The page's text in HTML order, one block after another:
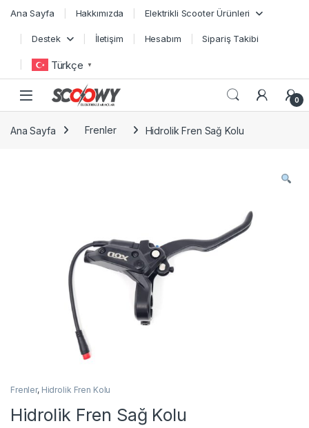
Skip to navigation
Skip to content
Ana Sayfa Hakkımızda Elektrikli Scooter Ürünleri
Destek İletişim Hesabım Sipariş Takibi
Türkçe ▼
0
Ana Sayfa Frenler Hidrolik Fren Sağ Kolu
Frenler, Hidrolik Fren Kolu
Hidrolik Fren Sağ Kolu